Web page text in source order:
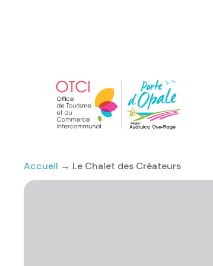
Accueil → Le Chalet des Créateurs